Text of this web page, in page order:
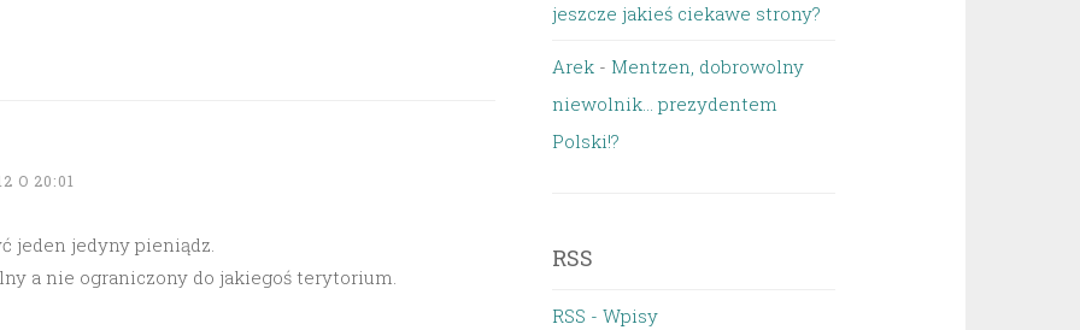
O 20:01
jeden jedyny pieniądz.
a nie ograniczony do jakiegoś terytorium.
jeszcze jakieś ciekawe strony?
Arek - Mentzen, dobrowolny
niewolnik… prezydentem
Polski!?
RSS
RSS - Wpisy